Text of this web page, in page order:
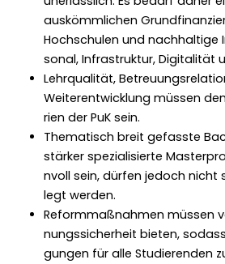
auskömm­lichen
Hochschulen und nach­haltige
son­al, Infra­struk­tur, Dig­i­tal­ität
Lehrqual­ität,
Weit­er­en­twick­lung müssen
rien der PuK sein.
The­ma­tisch bre­it gefasste
stärk­er spezial­isierte
nvoll sein, dür­fen jedoch
legt wer­den.
Refor­m­maß­nah­men müssen
nungssicher­heit bieten,
gun­gen für alle Studieren­den